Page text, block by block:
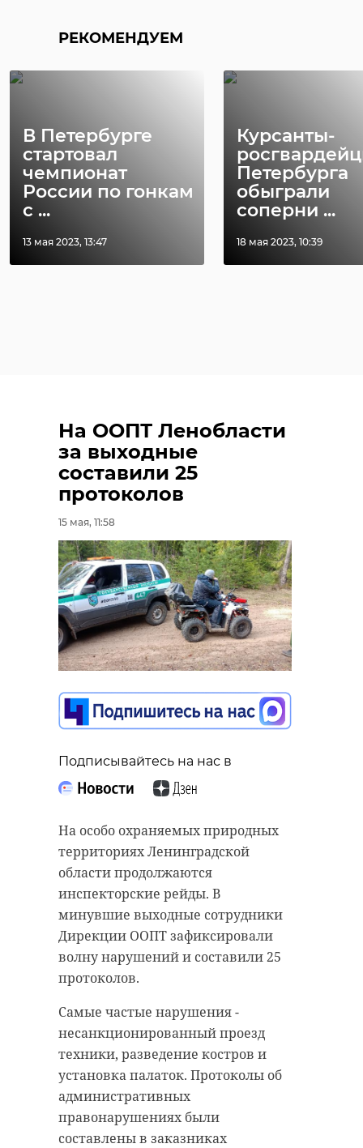
РЕКОМЕНДУЕМ
В Петербурге
стартовал
чемпионат
России по гонкам
с ...
13 мая 2023, 13:47
Курсанты-
Петербурга
обыграли
соперни ...
18 мая 2023, 10:39
На ООПТ Ленобласти
за выходные
составили 25
протоколов
15 мая, 11:58
Подписывайтесь на нас в
На особо охраняемых природных
территориях Ленинградской
области продолжаются
инспекторские рейды. В
минувшие выходные сотрудники
Дирекции ООПТ зафиксировали
волну нарушений и составили 25
протоколов.
Самые частые нарушения -
несанкционированный проезд
техники, разведение костров и
установка палаток. Протоколы об
административных
правонарушениях были
составлены в заказниках